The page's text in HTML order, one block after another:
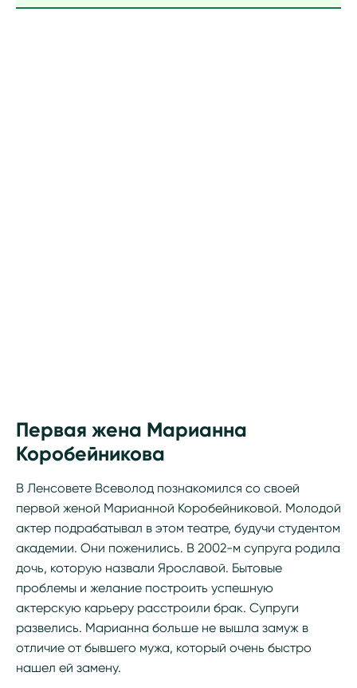
Первая жена Марианна
Коробейникова
В Ленсовете Всеволод познакомился со своей
первой женой Марианной Коробейниковой. Молодой
актер подрабатывал в этом театре, будучи студентом
академии. Они поженились. В 2002-м супруга родила
дочь, которую назвали Ярославой. Бытовые
проблемы и желание построить успешную
актерскую карьеру расстроили брак. Супруги
развелись. Марианна больше не вышла замуж в
отличие от бывшего мужа, который очень быстро
нашел ей замену.